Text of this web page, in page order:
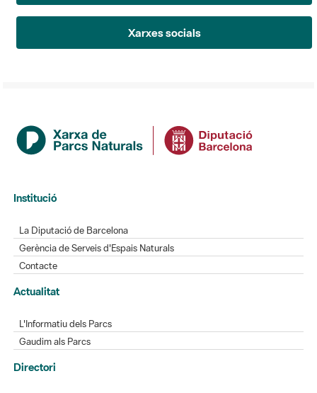
Xarxes socials
Institució
La Diputació de Barcelona
Gerència de Serveis d'Espais Naturals
Contacte
Actualitat
L'Informatiu dels Parcs
Gaudim als Parcs
Directori